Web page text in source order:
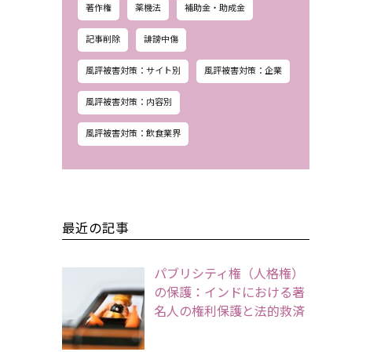
著作権 薬機法 補助金・助成金
記事削除 誹謗中傷
風評被害対策：サイト別 風評被害対策：企業
風評被害対策：内容別
風評被害対策：飲食業界
最近の記事
パブリシティ権（人格権）
の保護：インドにおける著
名人の権利保護と法的救済